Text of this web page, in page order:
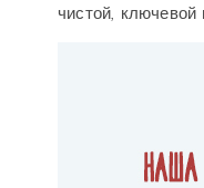
чистой, ключевой